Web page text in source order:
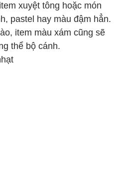
xuyệt tông hoặc món
pastel hay màu đậm hẳn.
item màu xám cũng sẽ
thể bộ cánh.